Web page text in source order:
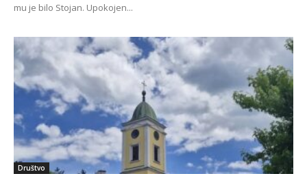
mu je bilo Stojan. Upokojen...
Društvo